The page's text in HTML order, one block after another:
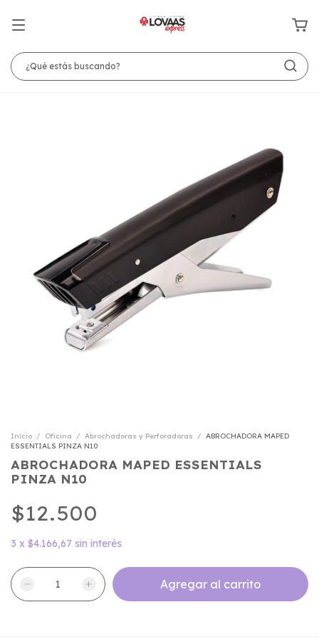
Inicio / Oficina / Abrochadoras y Perforadoras / ABROCHADORA MAPED
ESSENTIALS PINZA N10
ABROCHADORA MAPED ESSENTIALS
PINZA N10
$12.500
3 x $4.166,67 sin interés